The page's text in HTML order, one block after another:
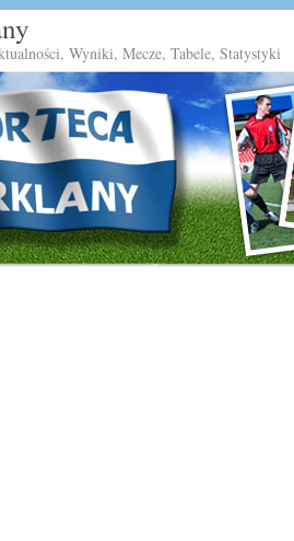
Wyniki, Mecze, Tabele, Statystyki